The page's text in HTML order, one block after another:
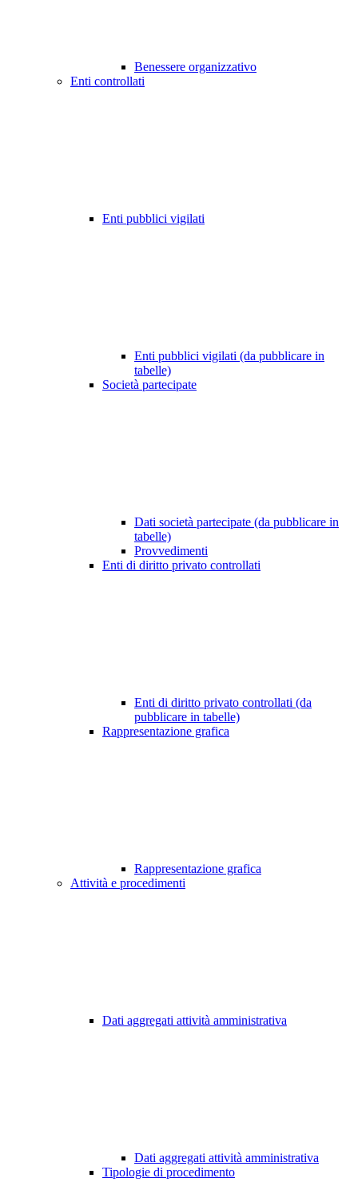
Benessere organizzativo
Enti controllati
Enti pubblici vigilati
Enti pubblici vigilati (da pubblicare in
tabelle)
Società partecipate
Dati società partecipate (da pubblicare in
tabelle)
Provvedimenti
Enti di diritto privato controllati
Enti di diritto privato controllati (da
pubblicare in tabelle)
Rappresentazione grafica
Rappresentazione grafica
Attività e procedimenti
Dati aggregati attività amministrativa
Dati aggregati attività amministrativa
Tipologie di procedimento